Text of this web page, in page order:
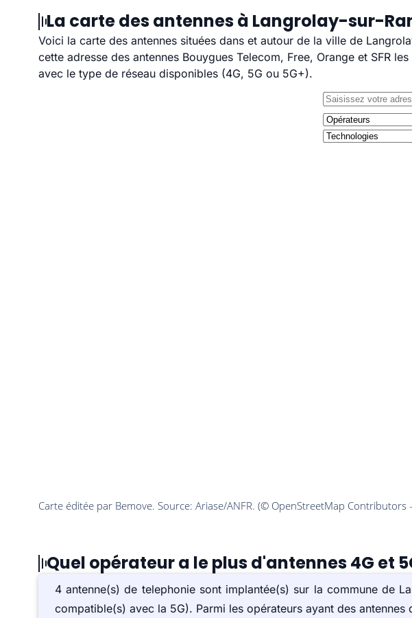
La carte des antennes à Langrolay-sur-
Voici la carte des antennes situées dans et autour de la ville de
cette adresse des antennes Bouygues Telecom, Free, Orange et SFR
avec le type de réseau disponibles (4G, 5G ou 5G+).
Quel opérateur a le plus d'antennes 4G et
4 antenne(s) de telephonie sont implantée(s) sur la commune de
compatible(s) avec la 5G). Parmi les opérateurs ayant des antennes